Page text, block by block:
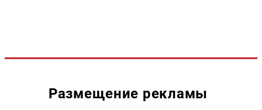
Размещение рекламы